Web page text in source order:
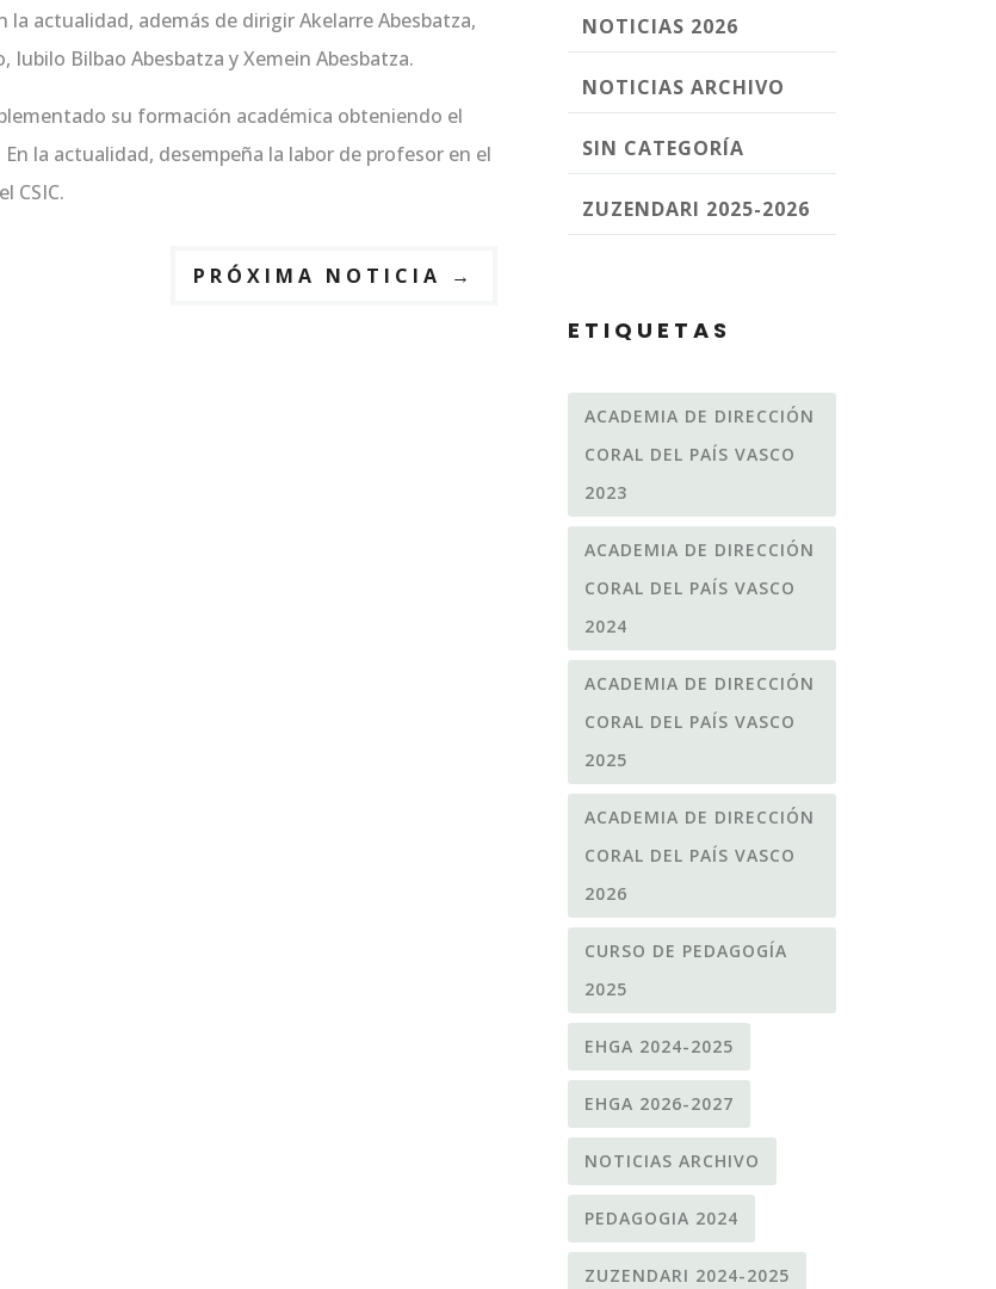
actualidad, además de dirigir Akelarre Abesbatza,
Bilbao Abesbatza y Xemein Abesbatza.
su formación académica obteniendo el
la actualidad, desempeña la labor de profesor en el
CSIC.
PRÓXIMA NOTICIA →
NOTICIAS 2026
NOTICIAS ARCHIVO
SIN CATEGORÍA
ZUZENDARI 2025-2026
ETIQUETAS
ACADEMIA DE DIRECCIÓN
CORAL DEL PAÍS VASCO
2023
ACADEMIA DE DIRECCIÓN
CORAL DEL PAÍS VASCO
2024
ACADEMIA DE DIRECCIÓN
CORAL DEL PAÍS VASCO
2025
ACADEMIA DE DIRECCIÓN
CORAL DEL PAÍS VASCO
2026
CURSO DE PEDAGOGÍA
2025
EHGA 2024-2025
EHGA 2026-2027
NOTICIAS ARCHIVO
PEDAGOGIA 2024
ZUZENDARI 2024-2025